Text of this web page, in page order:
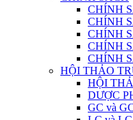
CHÍNH
CHÍNH
CHÍNH
CHÍNH
CHÍNH
HỘI THẢO
HỘI
DƯỢC
GC và